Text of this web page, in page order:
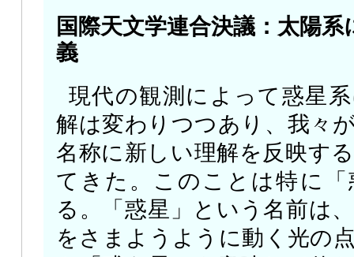
国際天文学連合決議：太陽
義
現代の観測によって惑星
解は変わりつつあり、我々
名称に新しい理解を反映す
てきた。このことは特に
る。「惑星」という名前は
をさまようように動く光の